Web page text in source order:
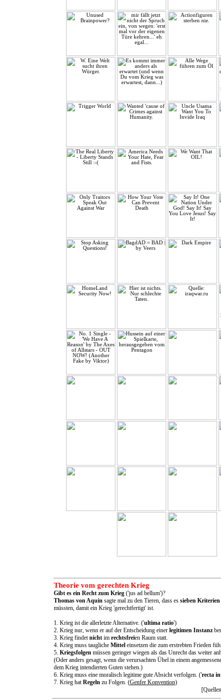
Theorie vom gerechten Krieg
Gibt es ein Recht zum Krieg('jus ad bellum')?
Thomas von Aquin sagte mal zu den Tieren, dass es sieben Kriterien
müssten, damit ein Krieg 'gerechtfertigt' ist.
1. Krieg ist die allerletzte Alternative. ('ultima ratio')
2. Krieg nur, wenn er auf der Entscheidung einer legitimen Instanz
3. Krieg findetnichtim rechtsfreien Raum statt.
4. Krieg muss taugliche Mitteleinsetzen die zum erstrebten Frieden
5. Kriegsfolgenmüssen geringer wiegen als das Unrecht das weiter
(Oder anders gesagt, wenn die verursachten Übel in einem
dem Krieg intendierten Guten stehen.)
6. Krieg muss eine moralisch legitime gute Absicht verfolgen. ('recta
7. Krieg hatRegelnzu Folgen. (Genfer Konvention)